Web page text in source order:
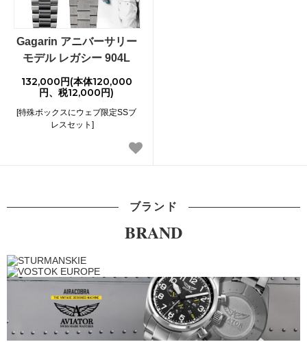
2024年04月23日
ゴールデンウィーク休業についてのご案内
誠に勝手ながら2024年4月27日（土）～2023年4月29
は休業とさせていただきます。
休業中の発送やお問い合わせに関しては2024年05月07
日（火）の営業開始日より順次ご対応させて頂きま
人類史上初の宇宙にいった腕時計STURMANSKIE（シュトゥ
ルマンスキー）を取り扱う株式会社ANDOROS（シュトゥル
マンスキー日本総代理店）は、4月15日に一部商品価格改定を
実施します。
Gagarin アニバーサリー
モデル レガシー 904L
132,000円(本体120,000
円、税12,000円)
[特殊ボックスにウェブ限定SSブ
レスセット]
ブランド
BRAND